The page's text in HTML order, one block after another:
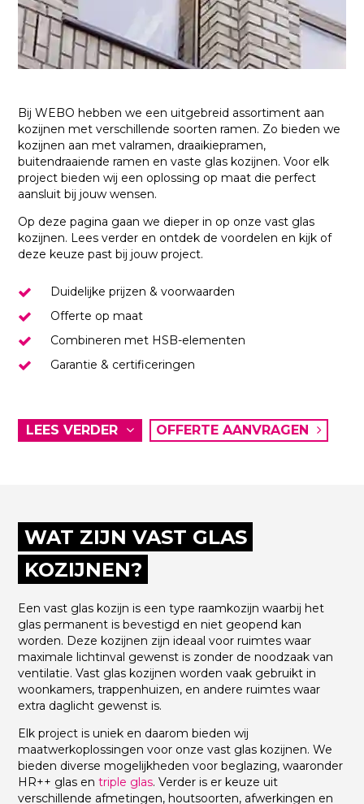
Bij WEBO hebben we een uitgebreid assortiment aan
kozijnen met verschillende soorten ramen. Zo bieden we
kozijnen aan met valramen, draaikiepramen,
buitendraaiende ramen en vaste glas kozijnen. Voor elk
project bieden wij een oplossing op maat die perfect
aansluit bij jouw wensen.
Op deze pagina gaan we dieper in op onze vast glas
kozijnen. Lees verder en ontdek de voordelen en kijk of
deze keuze past bij jouw project.
Duidelijke prijzen & voorwaarden
Offerte op maat
Combineren met HSB-elementen
Garantie & certificeringen
LEES VERDER OFFERTE AANVRAGEN
WAT ZIJN VAST GLAS
KOZIJNEN?
Een vast glas kozijn is een type raamkozijn waarbij het
glas permanent is bevestigd en niet geopend kan
worden. Deze kozijnen zijn ideaal voor ruimtes waar
maximale lichtinval gewenst is zonder de noodzaak van
ventilatie. Vast glas kozijnen worden vaak gebruikt in
woonkamers, trappenhuizen, en andere ruimtes waar
extra daglicht gewenst is.
Elk project is uniek en daarom bieden wij
maatwerkoplossingen voor onze vast glas kozijnen. We
bieden diverse mogelijkheden voor beglazing, waaronder
HR++ glas entriple glas. Verder is er keuze uit
verschillende afmetingen, houtsoorten, afwerkingen en